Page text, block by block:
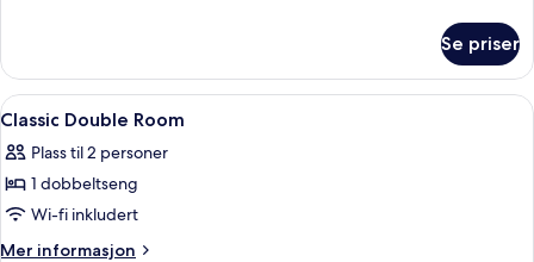
Courtyard
View
Single
Room,
Accessible,
View
Se priser
Åpne
alle
bildene
av
Classic
Double
Minibar, safe på rommet, skrivebord
16
Classic Double Room
Plass til 2 personer
1 dobbeltseng
Wi-fi inkludert
Mer informasjon
Mer